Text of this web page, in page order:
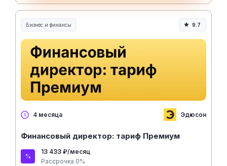
Бизнес и финансы 9.7
4 месяца Эдюсон
Финансовый директор: тариф Премиум
13 433 ₽/месяц
Рассрочка 0%